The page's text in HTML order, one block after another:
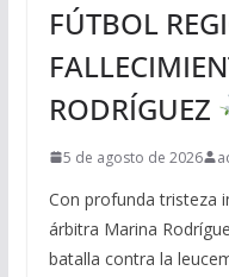
FÚTBOL
RODRÍGUEZ
5 de agosto de 2026
Con profunda tristeza
árbitra Marina
batalla contra la